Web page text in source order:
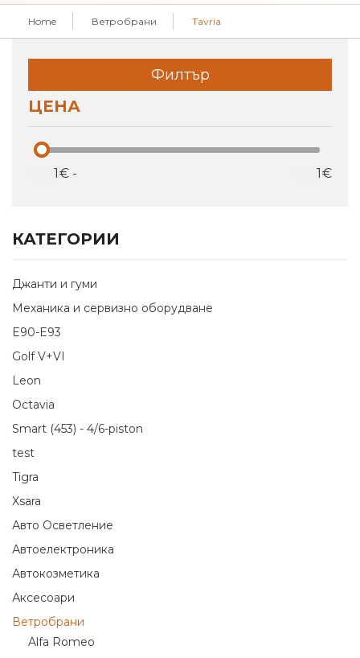
Home Ветробрани Tavria
Филтър
ЦЕНА
€ - €
КАТЕГОРИИ
Джанти и гуми
Механика и сервизно оборудване
E90-E93
Golf V+VI
Leon
Octavia
Smart (453) - 4/6-piston
test
Tigra
Xsara
Авто Осветление
Автоелектроника
Автокозметика
Аксесоари
Ветробрани
Alfa Romeo